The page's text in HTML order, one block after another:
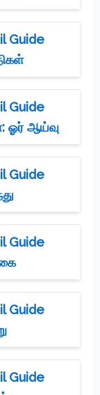
Guide
Guide
ஓர் ஆய்வு
Guide
Guide
Guide
Guide